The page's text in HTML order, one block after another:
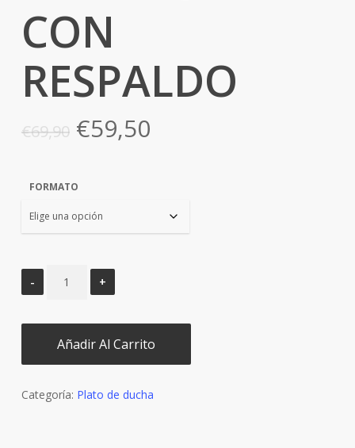
CON
RESPALDO
€69,90 El
precio
original
era:
€69,90.
€59,50El
€59,50.
FORMATO
Añadir Al Carrito
Categoría: Plato de ducha